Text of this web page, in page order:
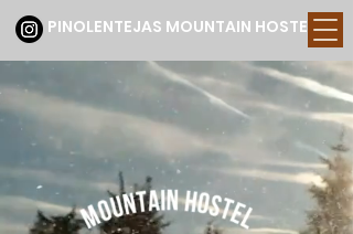
PINOLENTEJAS MOUNTAIN HOSTEL